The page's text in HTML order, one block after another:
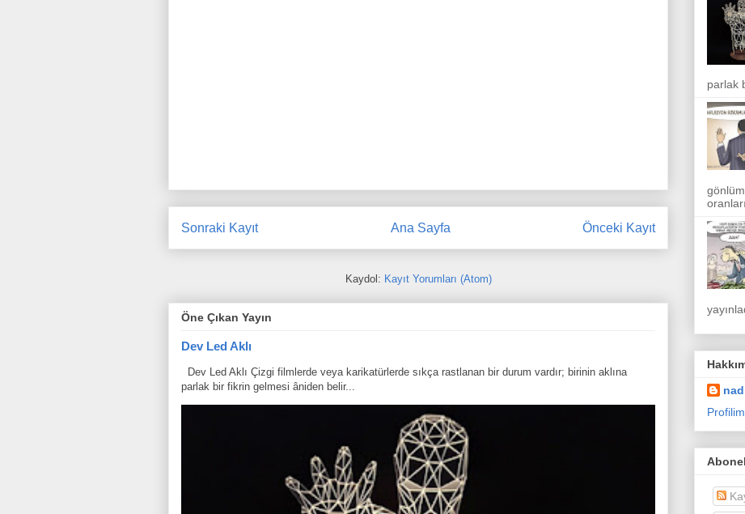
Sonraki Kayıt Önceki Kayıt
Ana Sayfa
Kaydol: Kayıt Yorumları (Atom)
Öne Çıkan Yayın
Dev Led Aklı
Dev Led Aklı Çizgi filmlerde veya karikatürlerde sıkça rastlanan bir durum vardır; birinin aklına
parlak bir fikrin gelmesi âniden belir...
parlak